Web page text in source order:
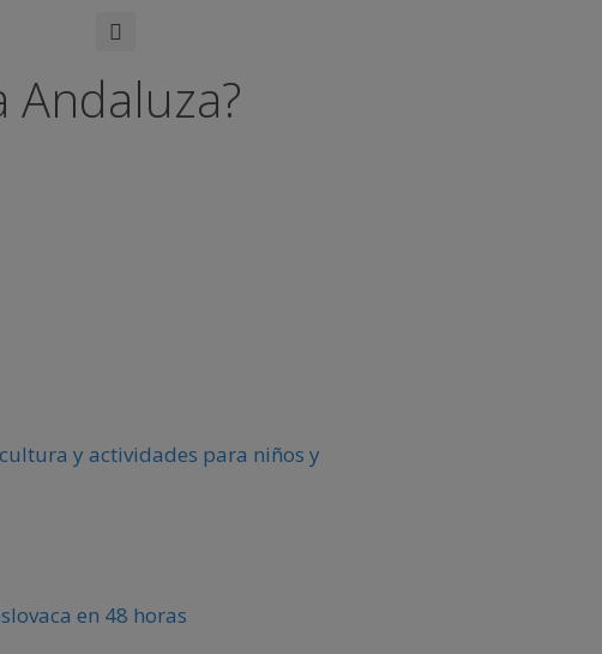
Andaluza?
y actividades para niños y
en 48 horas